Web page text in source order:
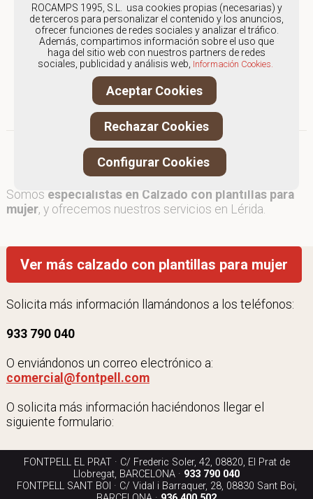
Los envíos a Lérida gestionados
entre semana se entregarán en
menos de 48 horas; los pedidos
realizados en fin de semana, el
producto se enviará a partir del
lunes.
Somos especialistas en Calzado con plantillas para
mujer, y ofrecemos nuestros servicios en Lérida.
Ver más calzado con plantillas para mujer
Solicita más información llamándonos a los teléfonos:
933 790 040
O enviándonos un correo electrónico a:
comercial@fontpell.com
O solicita más información haciéndonos llegar el
siguiente formulario:
FONTPELL EL PRAT · C/ Frederic Soler, 42, 08820, El Prat de
Llobregat, BARCELONA · 933 790 040
FONTPELL SANT BOI · C/ Vidal i Barraquer, 28, 08830 Sant Boi,
ROCAMPS 1995, S.L. usa cookies propias (necesarias) y
de terceros para personalizar el contenido y los anuncios,
ofrecer funciones de redes sociales y analizar el tráfico.
Además, compartimos información sobre el uso que
haga del sitio web con nuestros partners de redes
sociales, publicidad y análisis web, Información Cookies.
Aceptar Cookies
Rechazar Cookies
Configurar Cookies